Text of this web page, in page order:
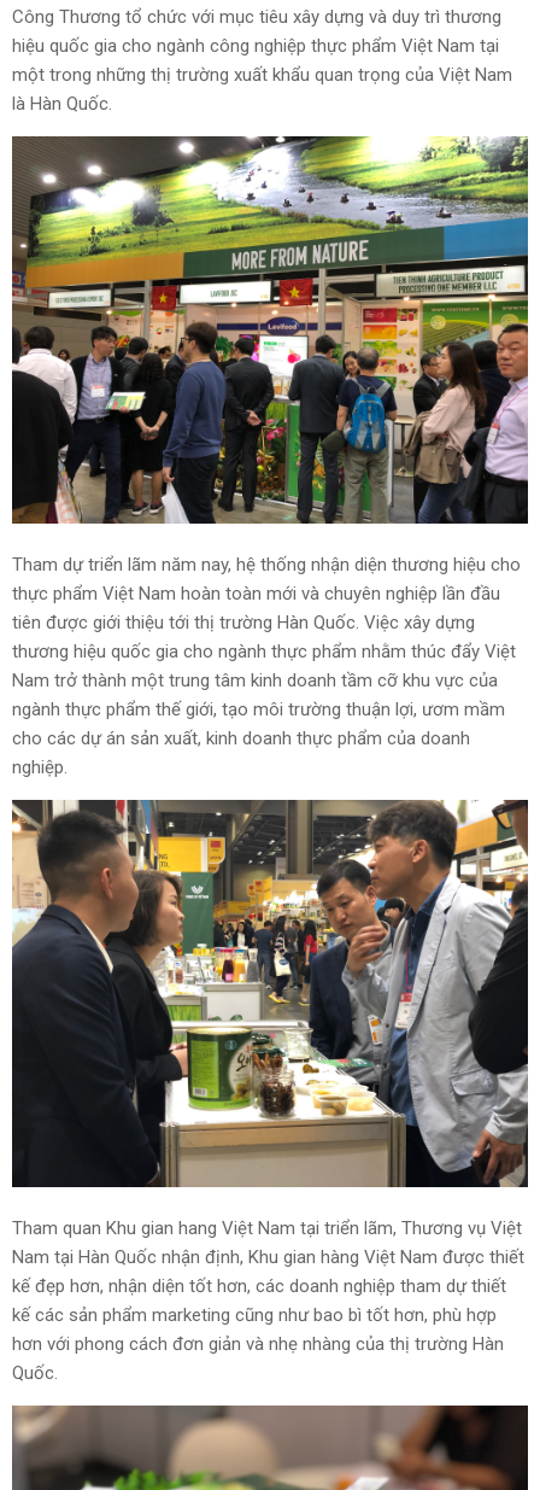
Công Thương tổ chức với mục tiêu xây dựng và duy trì thương
hiệu quốc gia cho ngành công nghiệp thực phẩm Việt Nam tại
một trong những thị trường xuất khẩu quan trọng của Việt Nam
là Hàn Quốc.
Tham dự triển lãm năm nay, hệ thống nhận diện thương hiệu cho
thực phẩm Việt Nam hoàn toàn mới và chuyên nghiệp lần đầu
tiên được giới thiệu tới thị trường Hàn Quốc. Việc xây dựng
thương hiệu quốc gia cho ngành thực phẩm nhằm thúc đẩy Việt
Nam trở thành một trung tâm kinh doanh tầm cỡ khu vực của
ngành thực phẩm thế giới, tạo môi trường thuận lợi, ươm mầm
cho các dự án sản xuất, kinh doanh thực phẩm của doanh
nghiệp.
Tham quan Khu gian hang Việt Nam tại triển lãm, Thương vụ Việt
Nam tại Hàn Quốc nhận định, Khu gian hàng Việt Nam được thiết
kế đẹp hơn, nhận diện tốt hơn, các doanh nghiệp tham dự thiết
kế các sản phẩm marketing cũng như bao bì tốt hơn, phù hợp
hơn với phong cách đơn giản và nhẹ nhàng của thị trường Hàn
Quốc.